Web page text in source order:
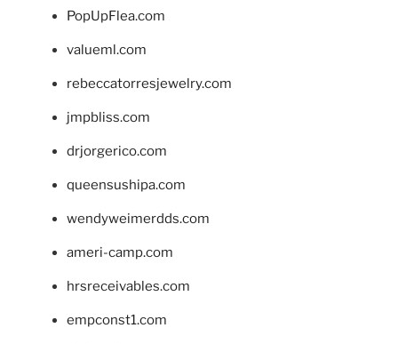
PopUpFlea.com
valueml.com
rebeccatorresjewelry.com
jmpbliss.com
drjorgerico.com
queensushipa.com
wendyweimerdds.com
ameri-camp.com
hrsreceivables.com
empconst1.com